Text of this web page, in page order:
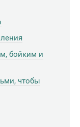
бойким и
чтобы